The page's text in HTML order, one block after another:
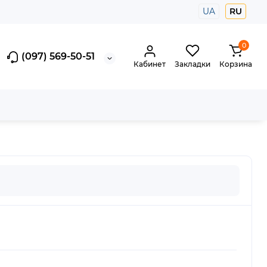
UA RU
(097) 569-50-51
Кабинет Закладки
0
Корзина